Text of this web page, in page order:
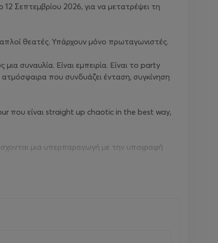
Σεπτεμβρίου 2026, για να μετατρέψει τη
θεατές. Υπάρχουν μόνο πρωταγωνιστές.
συναυλία. Είναι εμπειρία. Είναι το party
ατμόσφαιρα που συνδυάζει ένταση, συγκίνηση
που είναι straight up chaotic in the best way,
μια υπερπαραγωγή με την υπογραφή
μουσική πιο κοντά στο κοινό. Μέσα από τη